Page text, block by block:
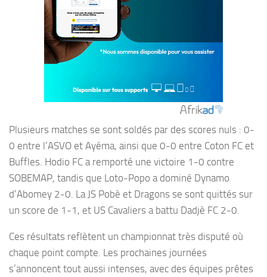
Plusieurs matches se sont soldés par des scores nuls : 0-
0 entre l’ASVO et Ayéma, ainsi que 0-0 entre Coton FC et
Buffles. Hodio FC a remporté une victoire 1-0 contre
SOBEMAP, tandis que Loto-Popo a dominé Dynamo
d’Abomey 2-0. La JS Pobè et Dragons se sont quittés sur
un score de 1-1, et US Cavaliers a battu Dadjè FC 2-0.
Ces résultats reflètent un championnat très disputé où
chaque point compte. Les prochaines journées
s’annoncent tout aussi intenses, avec des équipes prêtes